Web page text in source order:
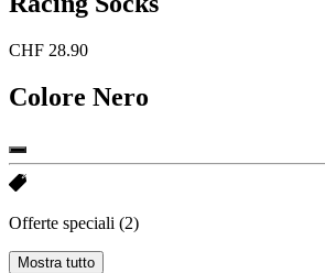
CHF 28.90
Colore Nero
Offerte speciali (2)
Mostra tutto